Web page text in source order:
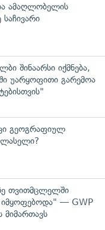
ამაღლობელის
შინაარსი იქმნება,
უარყოფითი გარემოა
გეოგრაფიულ
თვითმცლელში
იმყოფებოდა" — GWP
მიმართავს